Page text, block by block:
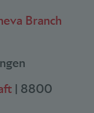
Branch
| 8800